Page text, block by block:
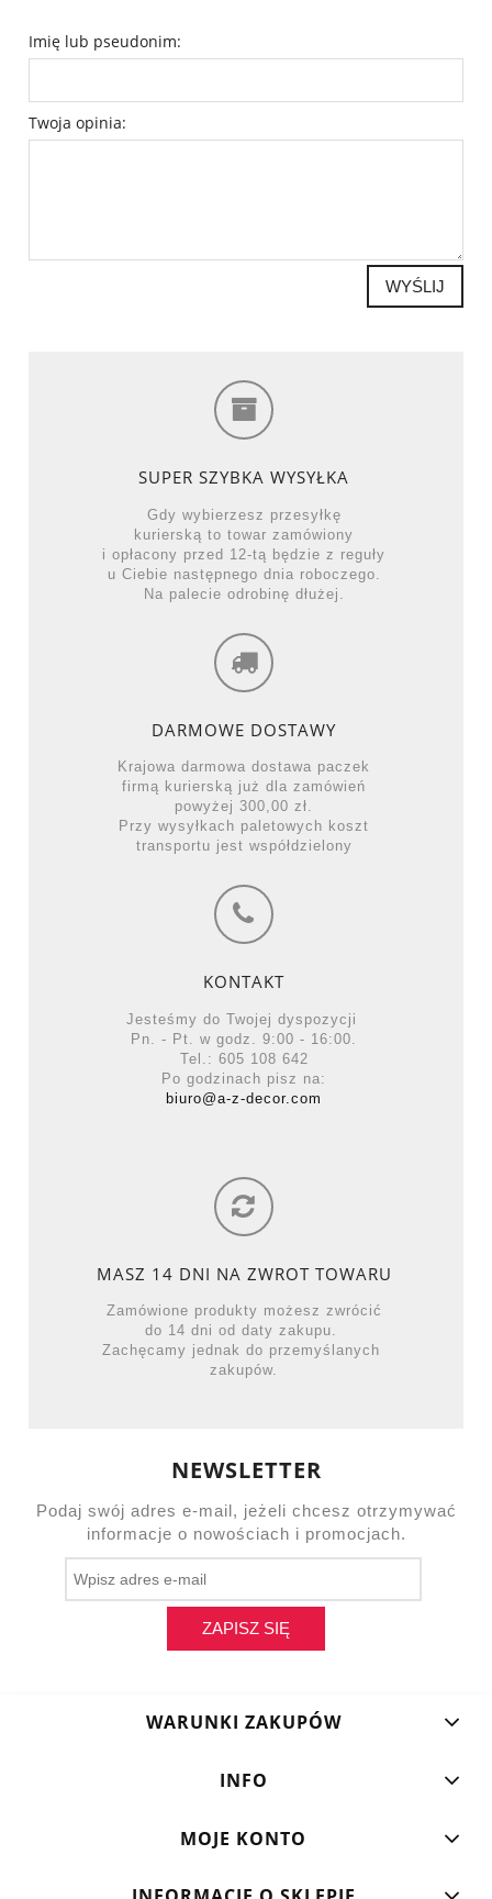
Imię lub pseudonim:
Twoja opinia:
WYŚLIJ
SUPER SZYBKA WYSYŁKA
Gdy wybierzesz przesyłkę
kurierską to towar zamówiony
i opłacony przed 12-tą będzie z reguły
u Ciebie następnego dnia roboczego.
Na palecie odrobinę dłużej.
DARMOWE DOSTAWY
Krajowa darmowa dostawa paczek
firmą kurierską już dla zamówień
powyżej 300,00 zł.
Przy wysyłkach paletowych koszt
transportu jest współdzielony
KONTAKT
Jesteśmy do Twojej dyspozycji
Pn. - Pt. w godz. 9:00 - 16:00.
Tel.: 605 108 642
Po godzinach pisz na:
biuro@a-z-decor.com
MASZ 14 DNI NA ZWROT TOWARU
Zamówione produkty możesz zwrócić
do 14 dni od daty zakupu.
Zachęcamy jednak do przemyślanych
zakupów.
NEWSLETTER
Podaj swój adres e-mail, jeżeli chcesz otrzymywać
informacje o nowościach i promocjach.
ZAPISZ SIĘ
WARUNKI ZAKUPÓW
INFO
MOJE KONTO